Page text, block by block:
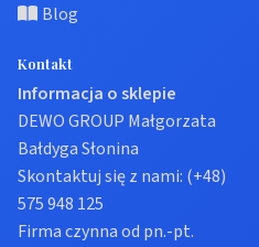
Blog
Kontakt
Informacja o sklepie
DEWO GROUP Małgorzata
Bałdyga Słonina
Skontaktuj się z nami: (+48)
575 948 125
Firma czynna od pn.-pt.